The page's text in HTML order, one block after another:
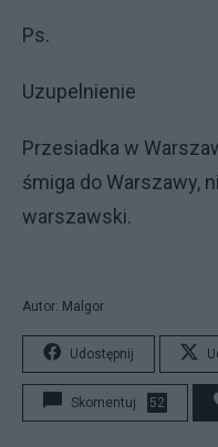
Ps.
Uzupelnienie
Przesiadka w
śmiga do Warszawy,
warszawski.
Autor: Malgor
Udostępnij
Skomentuj 52